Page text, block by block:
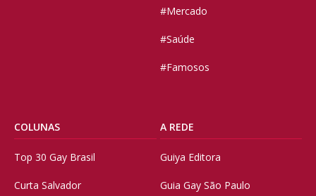
#Mercado
#Saúde
#Famosos
COLUNAS
Top 30 Gay Brasil
Curta Salvador
A REDE
Guiya Editora
Guia Gay São Paulo